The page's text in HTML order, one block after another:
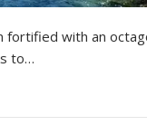
fortified with an
to…